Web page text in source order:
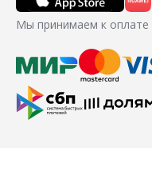
Мы принимаем к оплате